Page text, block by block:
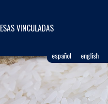
español english
VINCULADAS